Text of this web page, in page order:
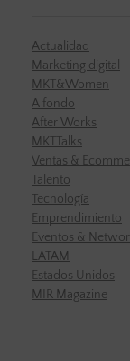
Actualidad
Marketing digital
MKT&Women
A fondo
After Works
MKTTalks
Ventas &
Talento
Tecnología
Emprendimiento
Eventos &
LATAM
Estados Unidos
MIR Magazine